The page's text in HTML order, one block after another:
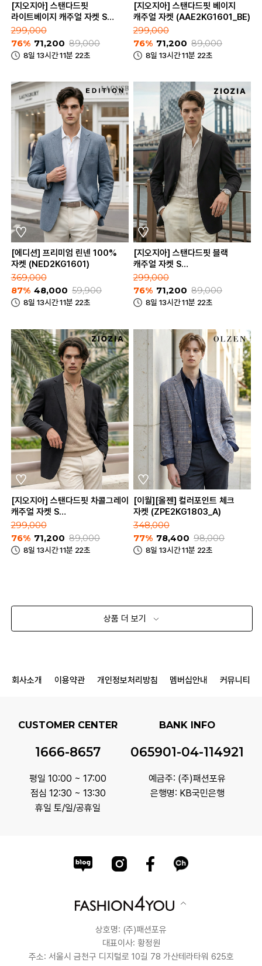
[지오지아] 스탠다드핏
라이트베이지 캐주얼 자켓 S
(AAE2KG1601_LBE)
299,000
76% 71,200 89,000
8일 13시간 11분 22초
[지오지아] 스탠다드핏 베이지
캐주얼 자켓 (AAE2KG1601_BE)
299,000
76% 71,200 89,000
8일 13시간 11분 22초
[에디션] 프리미엄 린넨 100%
자켓 (NED2KG1601)
369,000
87% 48,000 59,900
8일 13시간 11분 22초
[지오지아] 스탠다드핏 블랙
캐주얼 자켓 S
(AAE2KG1601_BK)
299,000
76% 71,200 89,000
8일 13시간 11분 22초
[지오지아] 스탠다드핏 차콜그레이
캐주얼 자켓 S
(AAE2KG1601_CGR)
299,000
76% 71,200 89,000
8일 13시간 11분 22초
[이월][올젠] 컬러포인트 체크
자켓 (ZPE2KG1803_A)
348,000
77% 78,400 98,000
8일 13시간 11분 22초
상품 더 보기
회사소개 이용약관 개인정보처리방침 멤버십안내 커뮤니티
CUSTOMER CENTER
1666-8657
평일 10:00 ~ 17:00
점심 12:30 ~ 13:30
휴일 토/일/공휴일
BANK INFO
065901-04-114921
예금주: (주)패션포유
은행명: KB국민은행
상호명: (주)패션포유
대표이사: 황정원
주소: 서울시 금천구 디지털로 10길 78 가산테라타워 625호